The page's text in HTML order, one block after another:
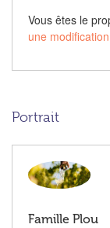
Vous êtes le
une modification
Portrait
Famille Plou